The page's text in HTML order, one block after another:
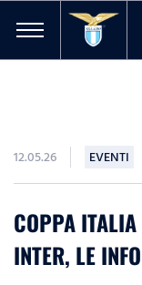
12.05.26 EVENTI
COPPA
INTER, LE